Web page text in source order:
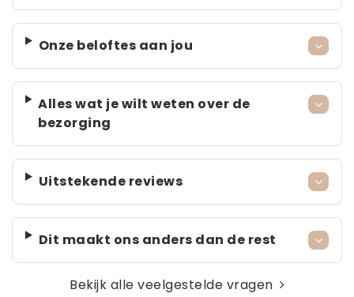
Onze beloftes aan jou
Alles wat je wilt weten over de
bezorging
Uitstekende reviews
Dit maakt ons anders dan de rest
Bekijk alle veelgestelde vragen